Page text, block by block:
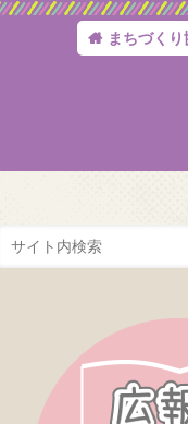
まちづく